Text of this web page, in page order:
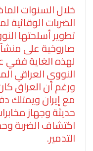
خلال السنوات
الضربات الوقائية
تطوير أسلحتها
صاروخية على
النووي العراقي
ورغم أن العراق
مع إيران ويمتلك
حديثة وجهاز
اكتشاف الضربة
التدمير.